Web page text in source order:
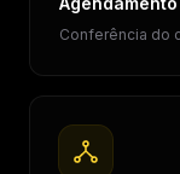
Conferência do